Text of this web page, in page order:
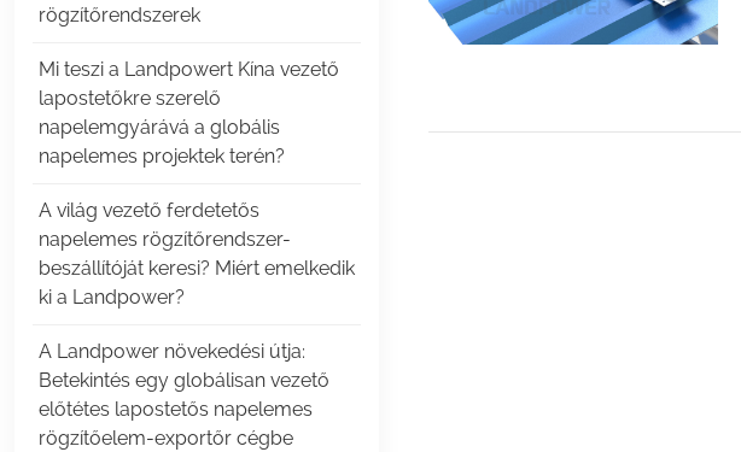
rögzítőrendszerek
Mi teszi a Landpowert Kína vezető
lapostetőkre szerelő
napelemgyárává a globális
napelemes projektek terén?
A világ vezető ferdetetős
napelemes rögzítőrendszer-
beszállítóját keresi? Miért emelkedik
ki a Landpower?
A Landpower növekedési útja:
Betekintés egy globálisan vezető
előtétes lapostetős napelemes
rögzítőelem-exportőr cégbe